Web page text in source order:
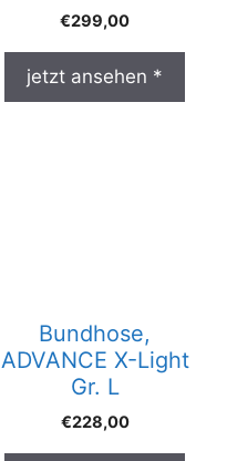
€299,00
jetzt ansehen *
Bundhose,
ADVANCE X-Light
Gr. L
€228,00